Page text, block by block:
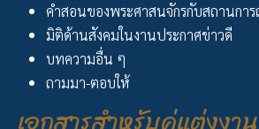
คำสอนของพระศาสนจักรกับสถานกา
มิติด้านสังคมในงานประกาศข่าวดี
บทความอื่น ๆ
ถามมา-ตอบให้